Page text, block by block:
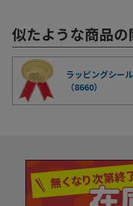
似たような商品の
ラッピングシール
（8660）